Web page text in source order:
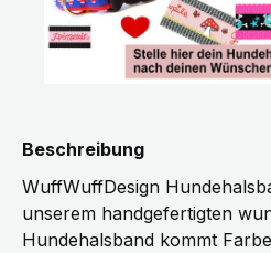
Beschreibung
WuffWuffDesign
unserem handgefertigten
Hundehalsband kommt